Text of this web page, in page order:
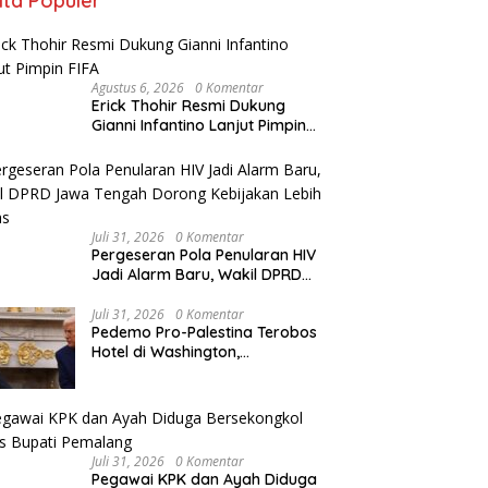
Agustus 6, 2026 0 Komentar
Erick Thohir Resmi Dukung
Gianni Infantino Lanjut Pimpin
Juli 31, 2026 0 Komentar
Pergeseran Pola Penularan HIV
Jadi Alarm Baru, Wakil DPRD
Kebijakan Lebih Tegas
Juli 31, 2026 0 Komentar
Pedemo Pro-Palestina Terobos
Hotel di Washington,
Juli 31, 2026 0 Komentar
Pegawai KPK dan Ayah Diduga